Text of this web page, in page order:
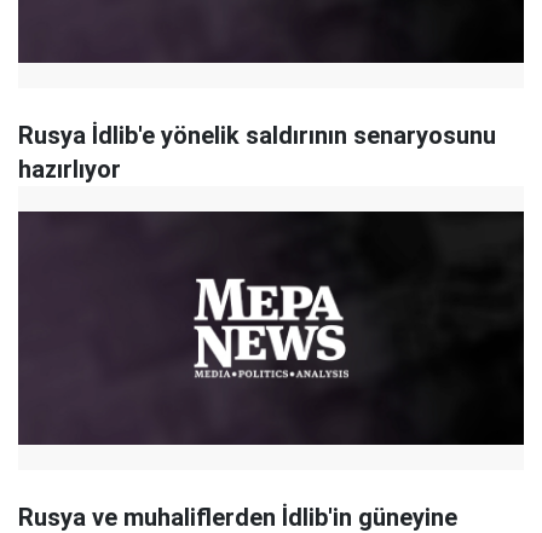
Rusya İdlib'e yönelik saldırının senaryosunu
hazırlıyor
Rusya ve muhaliflerden İdlib'in güneyine